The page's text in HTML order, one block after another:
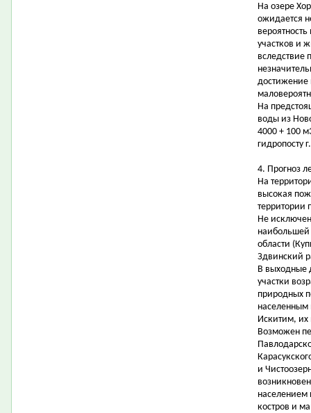
На озере
ожидается
участков и
вследствие
достижение
На
воды из
4000 + 100
гидропосту
4. Прогноз
На
высокая
территории
Не
наибольшей
области
Здвинский
В выходные
участки
природных
населенным
Искитим, их
Возможен
и
населением
костров и